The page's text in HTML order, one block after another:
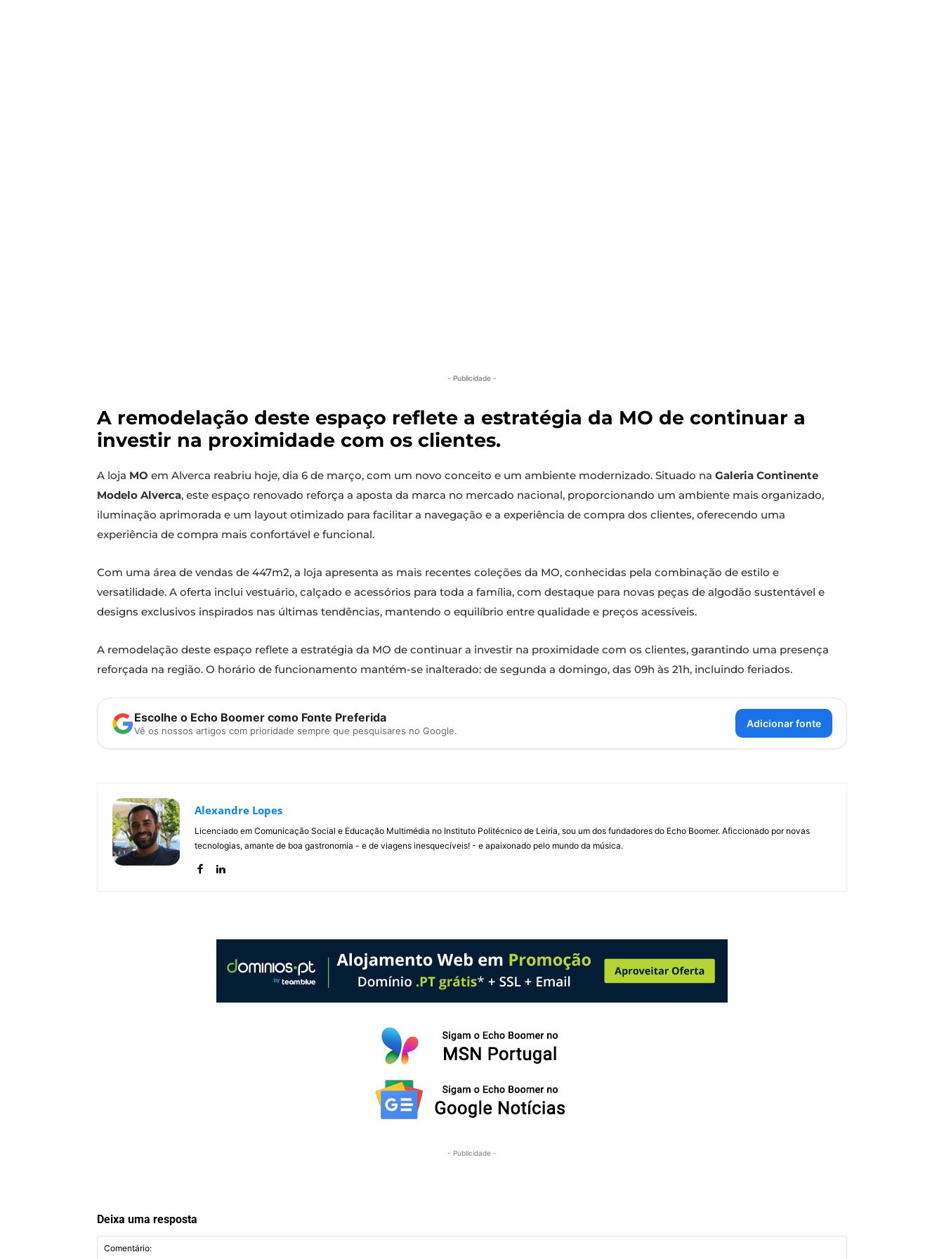
- Publicidade -
A remodelação deste espaço reflete a estratégia da MO de continuar a
investir na proximidade com os clientes.
A loja MO em Alverca reabriu hoje, dia 6 de março, com um novo conceito e um ambiente modernizado. Situado na Galeria Continente
Modelo Alverca, este espaço renovado reforça a aposta da marca no mercado nacional, proporcionando um ambiente mais organizado,
iluminação aprimorada e um layout otimizado para facilitar a navegação e a experiência de compra dos clientes, oferecendo uma
experiência de compra mais confortável e funcional.
Com uma área de vendas de 447m2, a loja apresenta as mais recentes coleções da MO, conhecidas pela combinação de estilo e
versatilidade. A oferta inclui vestuário, calçado e acessórios para toda a família, com destaque para novas peças de algodão sustentável e
designs exclusivos inspirados nas últimas tendências, mantendo o equilíbrio entre qualidade e preços acessíveis.
A remodelação deste espaço reflete a estratégia da MO de continuar a investir na proximidade com os clientes, garantindo uma presença
reforçada na região. O horário de funcionamento mantém-se inalterado: de segunda a domingo, das 09h às 21h, incluindo feriados.
Escolhe o Echo Boomer como Fonte Preferida
Vê os nossos artigos com prioridade sempre que pesquisares no Google.
Adicionar fonte
Alexandre Lopes
Licenciado em Comunicação Social e Educação Multimédia no Instituto Politécnico de Leiria, sou um dos fundadores do Echo Boomer. Aficcionado por novas
tecnologias, amante de boa gastronomia - e de viagens inesquecíveis! - e apaixonado pelo mundo da música.
- Publicidade -
Deixa uma resposta